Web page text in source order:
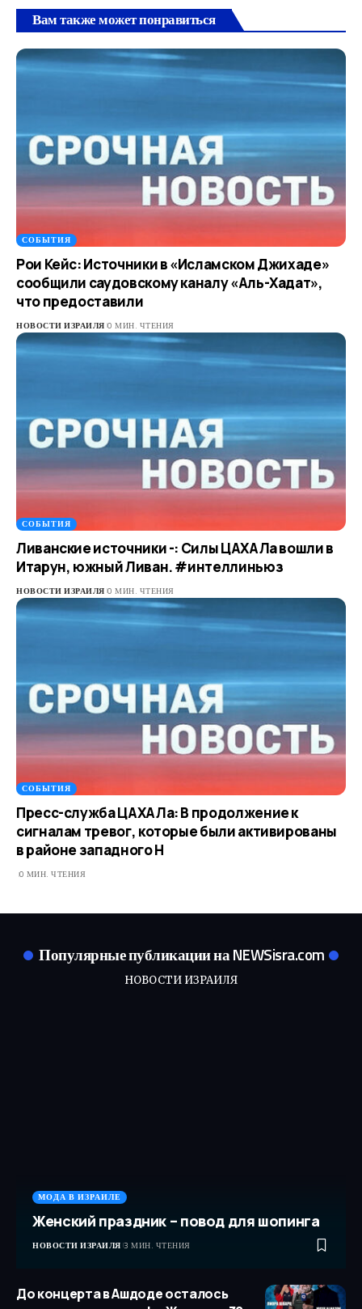
Вам также может понравиться
СОБЫТИЯ
Рои Кейс: Источники в «Исламском Джихаде»
сообщили саудовскому каналу «Аль-Хадат»,
что предоставили
НОВОСТИ ИЗРАИЛЯ 0 МИН. ЧТЕНИЯ
СОБЫТИЯ
Ливанские источники -: Силы ЦАХАЛа вошли в
Итарун, южный Ливан. #интеллиньюз
НОВОСТИ ИЗРАИЛЯ 0 МИН. ЧТЕНИЯ
СОБЫТИЯ
Пресс-служба ЦАХАЛа: В продолжение к
сигналам тревог, которые были активированы
в районе западного Н
0 МИН. ЧТЕНИЯ
Популярные публикации на NEWSisra.com
НОВОСТИ ИЗРАИЛЯ
МОДА В ИЗРАИЛЕ
Женский праздник – повод для шопинга
НОВОСТИ ИЗРАИЛЯ 3 МИН. ЧТЕНИЯ
До концерта в Ашдоде осталось